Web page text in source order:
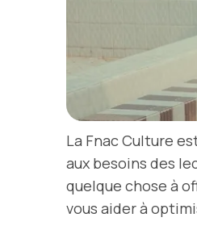
La Fnac Culture
aux besoins des
quelque chose à
vous aider à